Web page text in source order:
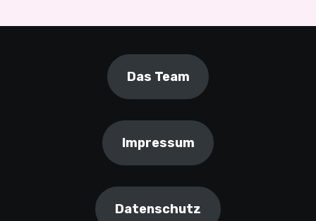
Das Team
Impressum
Datenschutz